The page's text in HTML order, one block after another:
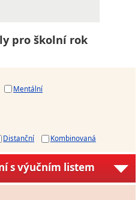
pro školní rok
Mentální
Distanční Kombinovaná
s výučním listem